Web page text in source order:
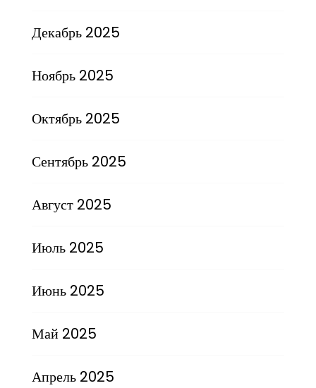
Декабрь 2025
Ноябрь 2025
Октябрь 2025
Сентябрь 2025
Август 2025
Июль 2025
Июнь 2025
Май 2025
Апрель 2025